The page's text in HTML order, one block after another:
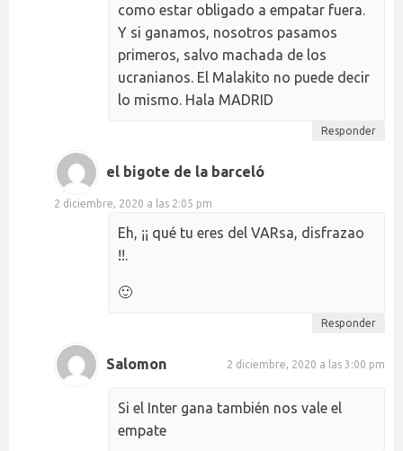
como estar obligado a empatar fuera.
Y si ganamos, nosotros pasamos
primeros, salvo machada de los
ucranianos. El Malakito no puede decir
lo mismo. Hala MADRID
Responder
el bigote de la barceló
2 diciembre, 2020 a las 2:05 pm
Eh, ¡¡ qué tu eres del VARsa, disfrazao
!!.
🙂
Responder
Salomon 2 diciembre, 2020 a las 3:00 pm
Si el Inter gana también nos vale el
empate